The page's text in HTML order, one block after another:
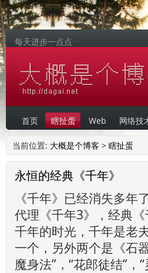
每天进步一点点
首页 瞎扯蛋 Web 网络技
当前位置: 大概是个博客 > 瞎扯蛋
永恒的经典《千年》
《千年》已经消失多
代理《千年3》，经典
千年的时光，千年是老
一个，另外两个是《石
魔身法”，“花郎徒结”，